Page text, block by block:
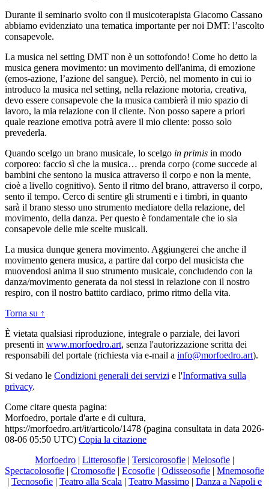
Durante il seminario svolto con il musicoterapista Giacomo Cassano
abbiamo evidenziato una tematica importante per noi DMT: l’ascolto
consapevole.
La musica nel setting DMT non è un sottofondo! Come ho detto la
musica genera movimento: un movimento dell'anima, di emozione
(emos-azione, l’azione del sangue). Perciò, nel momento in cui io
introduco la musica nel setting, nella relazione motoria, creativa,
devo essere consapevole che la musica cambierà il mio spazio di
lavoro, la mia relazione con il cliente. Non posso sapere a priori
quale reazione emotiva potrà avere il mio cliente: posso solo
prevederla.
Quando scelgo un brano musicale, lo scelgo in primis in modo
corporeo: faccio sì che la musica… prenda corpo (come succede ai
bambini che sentono la musica attraverso il corpo e non la mente,
cioè a livello cognitivo). Sento il ritmo del brano, attraverso il corpo,
sento il tempo. Cerco di sentire gli strumenti e i timbri, in quanto
sarà il brano stesso uno strumento mediatore della relazione, del
movimento, della danza. Per questo è fondamentale che io sia
consapevole delle mie scelte musicali.
La musica dunque genera movimento. Aggiungerei che anche il
movimento genera musica, a partire dal corpo del musicista che
muovendosi anima il suo strumento musicale, concludendo con la
danza/movimento generata da noi stessi in relazione con il nostro
respiro, con il nostro battito cardiaco, primo ritmo della vita.
Torna su ↑
È vietata qualsiasi riproduzione, integrale o parziale, dei lavori
presenti in www.morfoedro.art, senza l'autorizzazione scritta dei
responsabili del portale (richiesta via e-mail a info@morfoedro.art).
Si vedano le Condizioni generali dei servizi e l'Informativa sulla
privacy.
Come citare questa pagina:
Morfoedro, portale d'arte e di cultura,
https://morfoedro.art/it/articolo/1478 (pagina consultata in data 2026-
08-06 05:50 UTC) Copia la citazione
Morfoedro | Litterosofie | Tersicorosofie | Melosofie |
Spectacolosofie | Cromosofie | Ecosofie | Odisseosofie | Mnemosofie
| Tecnosofie | Teatro alla Scala | Teatro Massimo | Danza a Napoli e